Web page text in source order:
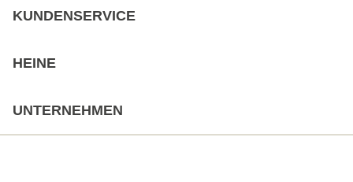
KUNDENSERVICE
HEINE
UNTERNEHMEN